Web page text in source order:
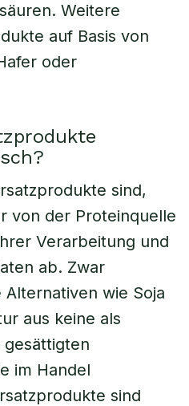
Weitere
auf Basis von
oder
sind,
von der Proteinquelle
Verarbeitung und
ab. Zwar
wie Soja
aus keine als
im Handel
sind